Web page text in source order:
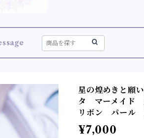
星の煌めきと願
タ マーメイド
リボン パール
¥7,000